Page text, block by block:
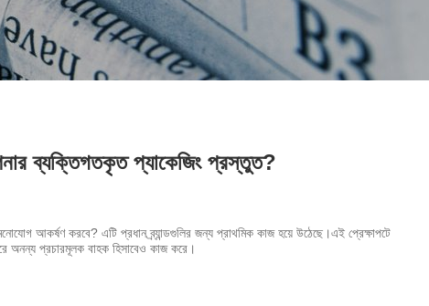
ব্যক্তিগতকৃত প্যাকেজিং প্রস্তুত?
আকর্ষণ করবে? এটি প্রধান ব্র্যান্ডগুলির জন্য প্রাথমিক কাজ হয়ে উঠেছে।এই প্রেক্ষাপটে
অনন্য প্রচারমূলক বাহক হিসাবেও কাজ করে।